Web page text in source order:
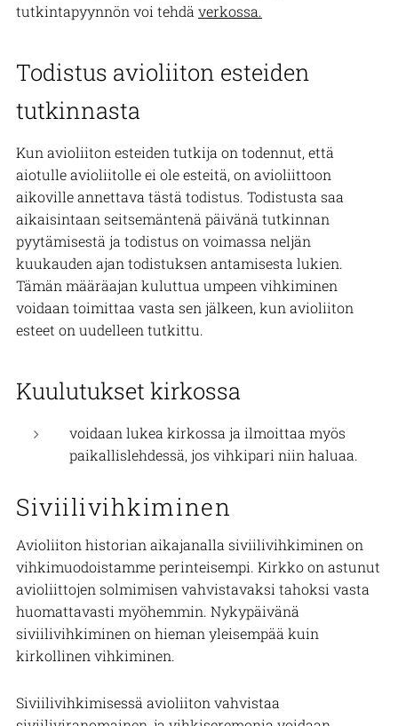
tutkintapyynnön voi tehdä verkossa.
Todistus avioliiton esteiden
tutkinnasta
Kun avioliiton esteiden tutkija on todennut, että
aiotulle avioliitolle ei ole esteitä, on avioliittoon
aikoville annettava tästä todistus. Todistusta saa
aikaisintaan seitsemäntenä päivänä tutkinnan
pyytämisestä ja todistus on voimassa neljän
kuukauden ajan todistuksen antamisesta lukien.
Tämän määräajan kuluttua umpeen vihkiminen
voidaan toimittaa vasta sen jälkeen, kun avioliiton
esteet on uudelleen tutkittu.
Kuulutukset kirkossa
voidaan lukea kirkossa ja ilmoittaa myös
paikallislehdessä, jos vihkipari niin haluaa.
Siviilivihkiminen
Avioliiton historian aikajanalla siviilivihkiminen on
vihkimuodoistamme perinteisempi. Kirkko on astunut
avioliittojen solmimisen vahvistavaksi tahoksi vasta
huomattavasti myöhemmin. Nykypäivänä
siviilivihkiminen on hieman yleisempää kuin
kirkollinen vihkiminen.
Siviilivihkimisessä avioliiton vahvistaa